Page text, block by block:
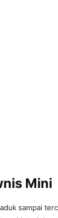
Mini
sampai